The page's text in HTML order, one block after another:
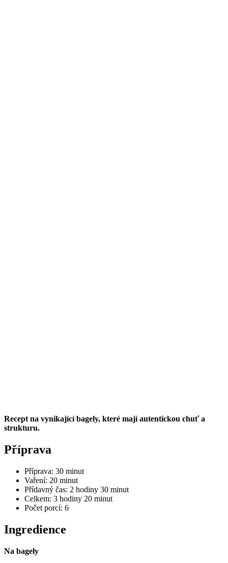
Recept na vynikající bagely, které mají autentickou chuť a
strukturu.
Příprava
Příprava: 30 minut
Vaření: 20 minut
Přídavný čas: 2 hodiny 30 minut
Celkem: 3 hodiny 20 minut
Počet porcí: 6
Ingredience
Na bagely